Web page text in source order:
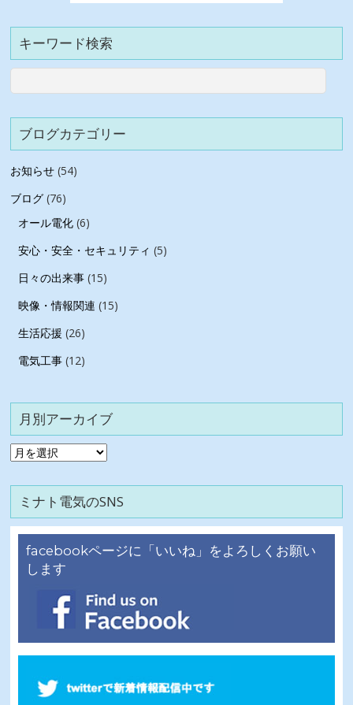
キーワード検索
ブログカテゴリー
お知らせ (54)
ブログ (76)
オール電化 (6)
安心・安全・セキュリティ (5)
日々の出来事 (15)
映像・情報関連 (15)
生活応援 (26)
電気工事 (12)
月別アーカイブ
月
ア
カ
ミナト電気のSNS
facebookページに「いいね」をよろしくお願い
します